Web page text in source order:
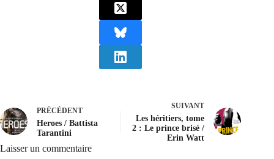
PRÉCÉDENT
Heroes / Battista
Tarantini
SUIVANT
Les héritiers, tome
2 : Le prince brisé /
Erin Watt
Laisser un commentaire